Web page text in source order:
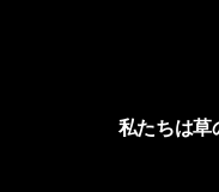
私たちは草